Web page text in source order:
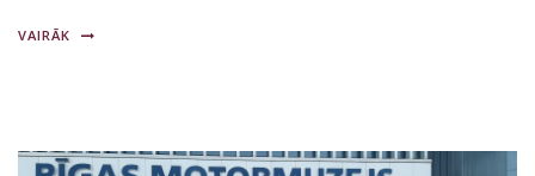
VAIRĀK